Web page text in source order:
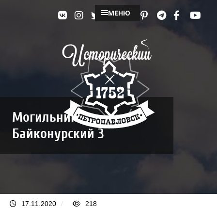
МЕНЮ
Могильник
Байконурский 3
17.11.2020 / 218